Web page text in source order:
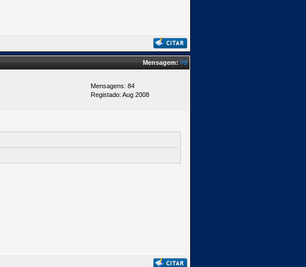
Mensagem:#9
Mensagens: 84
Registado: Aug 2008